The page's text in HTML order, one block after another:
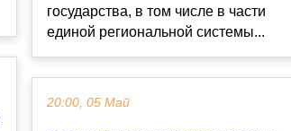
государства, в том числе в части
единой региональной системы...
20:00, 05 Май